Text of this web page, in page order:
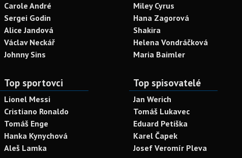
Carole André
Sergei Godin
Alice Jandová
Václav Neckář
Johnny Sins
Miley Cyrus
Hana Zagorová
Shakira
Helena Vondráčková
Maria Baimler
Top sportovci
Lionel Messi
Cristiano Ronaldo
Tomáš Enge
Hanka Kynychová
Aleš Lamka
Top spisovatelé
Jan Werich
Tomáš Lukavec
Eduard Petiška
Karel Čapek
Josef Veromír Pleva